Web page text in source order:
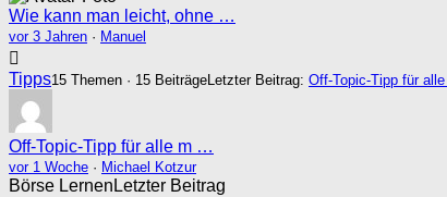
Wie kann man leicht, ohne …
vor 3 Jahren · Manuel
Tipps15 Themen · 15 BeiträgeLetzter Beitrag: Off-Topic-Tipp für
Off-Topic-Tipp für alle m …
vor 1 Woche · Michael Kotzur
Börse Lernen Letzter Beitrag